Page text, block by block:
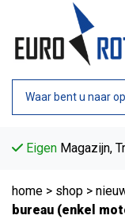
Eigen Magazijn,
home > shop >
bureau (enkel